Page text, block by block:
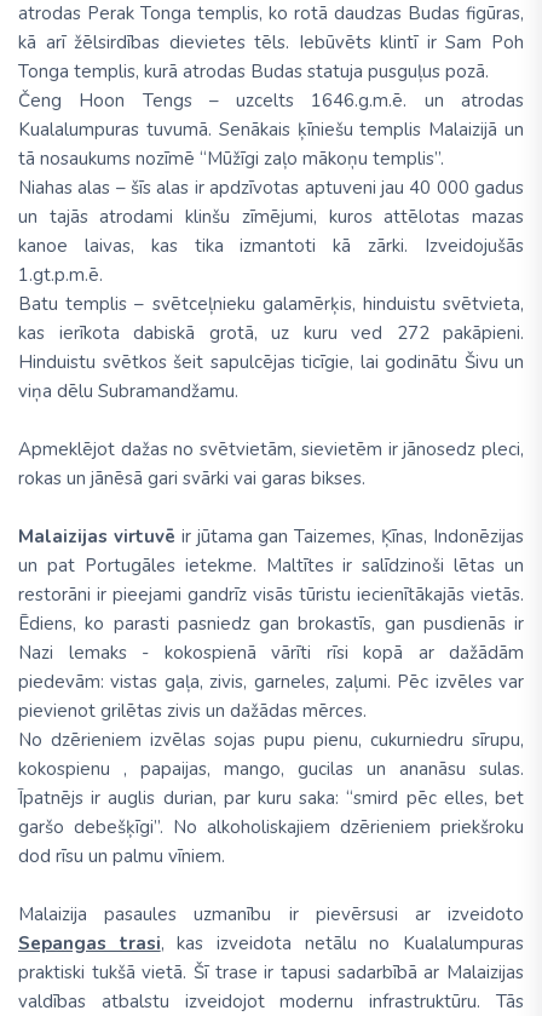
atrodas Perak Tonga templis, ko rotā daudzas Budas figūras,
kā arī žēlsirdības dievietes tēls. Iebūvēts klintī ir Sam Poh
Tonga templis, kurā atrodas Budas statuja pusguļus pozā.
Čeng Hoon Tengs – uzcelts 1646.g.m.ē. un atrodas
Kualalumpuras tuvumā. Senākais ķīniešu templis Malaizijā un
tā nosaukums nozīmē “Mūžīgi zaļo mākoņu templis”.
Niahas alas – šīs alas ir apdzīvotas aptuveni jau 40 000 gadus
un tajās atrodami klinšu zīmējumi, kuros attēlotas mazas
kanoe laivas, kas tika izmantoti kā zārki. Izveidojušās
1.gt.p.m.ē.
Batu templis – svētceļnieku galamērķis, hinduistu svētvieta,
kas ierīkota dabiskā grotā, uz kuru ved 272 pakāpieni.
Hinduistu svētkos šeit sapulcējas ticīgie, lai godinātu Šivu un
viņa dēlu Subramandžamu.
Apmeklējot dažas no svētvietām, sievietēm ir jānosedz pleci,
rokas un jānēsā gari svārki vai garas bikses.
Malaizijas virtuvē ir jūtama gan Taizemes, Ķīnas, Indonēzijas
un pat Portugāles ietekme. Maltītes ir salīdzinoši lētas un
restorāni ir pieejami gandrīz visās tūristu iecienītākajās vietās.
Ēdiens, ko parasti pasniedz gan brokastīs, gan pusdienās ir
Nazi lemaks - kokospienā vārīti rīsi kopā ar dažādām
piedevām: vistas gaļa, zivis, garneles, zaļumi. Pēc izvēles var
pievienot grilētas zivis un dažādas mērces.
No dzērieniem izvēlas sojas pupu pienu, cukurniedru sīrupu,
kokospienu , papaijas, mango, gucilas un ananāsu sulas.
Īpatnējs ir auglis durian, par kuru saka: “smird pēc elles, bet
garšo debešķīgi”. No alkoholiskajiem dzērieniem priekšroku
dod rīsu un palmu vīniem.
Malaizija pasaules uzmanību ir pievērsusi ar izveidoto
Sepangas trasi, kas izveidota netālu no Kualalumpuras
praktiski tukšā vietā. Šī trase ir tapusi sadarbībā ar Malaizijas
valdības atbalstu izveidojot modernu infrastruktūru. Tās